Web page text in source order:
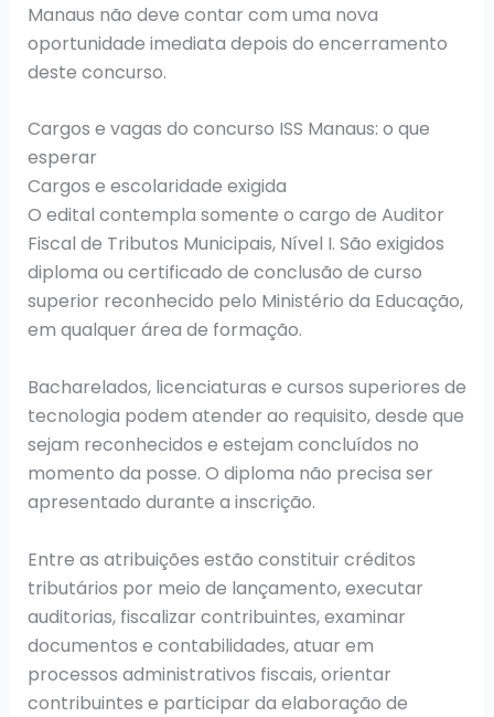
Manaus não deve contar com uma nova
oportunidade imediata depois do encerramento
deste concurso.
Cargos e vagas do concurso ISS Manaus: o que
esperar
Cargos e escolaridade exigida
O edital contempla somente o cargo de Auditor
Fiscal de Tributos Municipais, Nível I. São exigidos
diploma ou certificado de conclusão de curso
superior reconhecido pelo Ministério da Educação,
em qualquer área de formação.
Bacharelados, licenciaturas e cursos superiores de
tecnologia podem atender ao requisito, desde que
sejam reconhecidos e estejam concluídos no
momento da posse. O diploma não precisa ser
apresentado durante a inscrição.
Entre as atribuições estão constituir créditos
tributários por meio de lançamento, executar
auditorias, fiscalizar contribuintes, examinar
documentos e contabilidades, atuar em
processos administrativos fiscais, orientar
contribuintes e participar da elaboração de